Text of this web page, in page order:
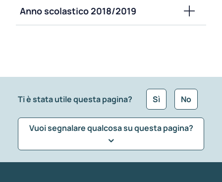
Anno scolastico 2018/2019
Ti è stata utile questa pagina? Sì No
Vuoi segnalare qualcosa su questa pagina?